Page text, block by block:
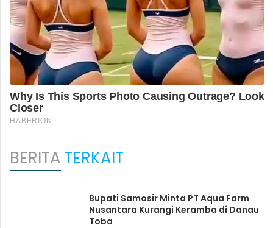
BERITATERKAIT
Bupati Samosir Minta PT Aqua Farm
Nusantara Kurangi Keramba di Danau
Toba